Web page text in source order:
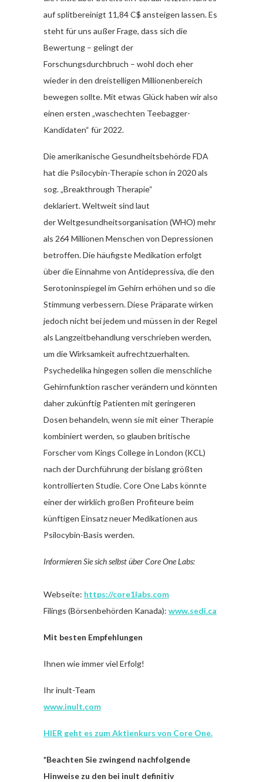
auf splitbereinigt 11,84 C$ ansteigen lassen. Es
steht für uns außer Frage, dass sich die
Bewertung – gelingt der
Forschungsdurchbruch – wohl doch eher
wieder in den dreistelligen Millionenbereich
bewegen sollte. Mit etwas Glück haben wir also
einen ersten „waschechten Teebagger-
Kandidaten“ für 2022.
Die amerikanische Gesundheitsbehörde FDA
hat die Psilocybin-Therapie schon in 2020 als
sog. „Breakthrough Therapie“
deklariert. Weltweit sind laut
der Weltgesundheitsorganisation (WHO) mehr
als 264 Millionen Menschen von Depressionen
betroffen. Die häufigste Medikation erfolgt
über die Einnahme von Antidepressiva, die den
Serotoninspiegel im Gehirn erhöhen und so die
Stimmung verbessern. Diese Präparate wirken
jedoch nicht bei jedem und müssen in der Regel
als Langzeitbehandlung verschrieben werden,
um die Wirksamkeit aufrechtzuerhalten.
Psychedelika hingegen sollen die menschliche
Gehirnfunktion rascher verändern und könnten
daher zukünftig Patienten mit geringeren
Dosen behandeln, wenn sie mit einer Therapie
kombiniert werden, so glauben britische
Forscher vom Kings College in London (KCL)
nach der Durchführung der bislang größten
kontrollierten Studie. Core One Labs könnte
einer der wirklich großen Profiteure beim
künftigen Einsatz neuer Medikationen aus
Psilocybin-Basis werden.
Informieren Sie sich selbst über Core One Labs:
Webseite: https://core1labs.com
Filings (Börsenbehörden Kanada): www.sedi.ca
Mit besten Empfehlungen
Ihnen wie immer viel Erfolg!
Ihr inult-Team
www.inult.com
HIER geht es zum Aktienkurs von Core One.
*Beachten Sie zwingend nachfolgende
Hinweise zu den bei inult definitiv